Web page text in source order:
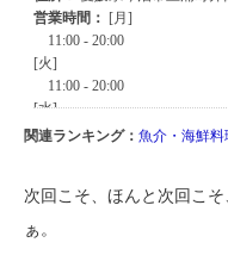
関連ランキング： 魚介・海鮮料
次回こそ、ほんと次回こ
ぁ。